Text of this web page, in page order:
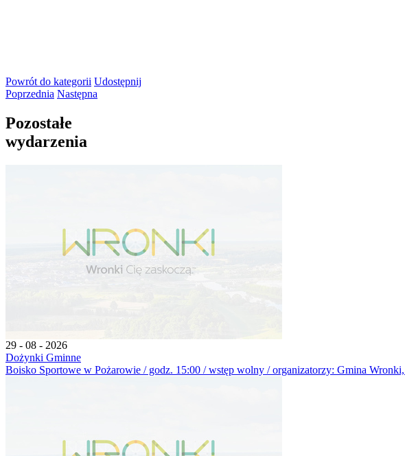
Powrót do kategorii Udostępnij
Poprzednia Następna
Pozostałe
wydarzenia
29 - 08 - 2026
Dożynki Gminne
Boisko Sportowe w Pożarowie / godz. 15:00 / wstęp wolny / organizatorzy: Gmina